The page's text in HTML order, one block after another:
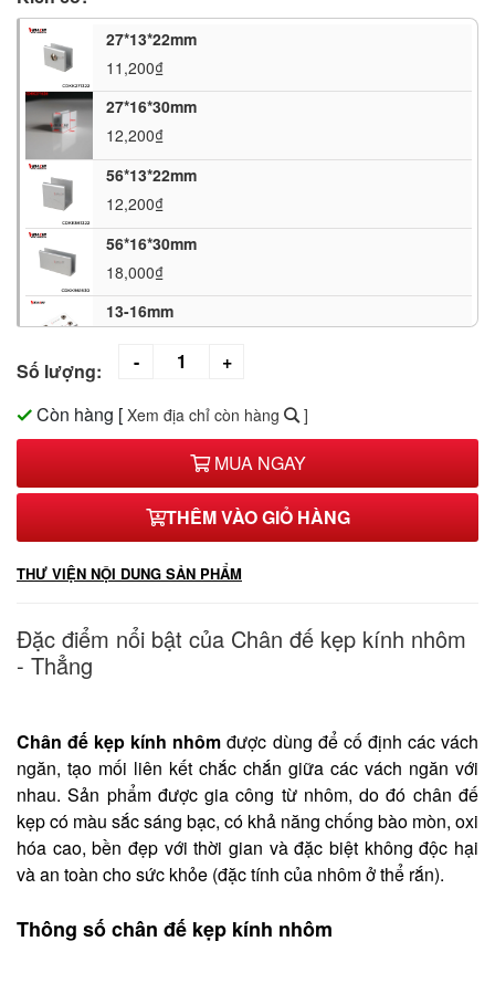
27*13*22mm
11,200₫
27*16*30mm
12,200₫
56*13*22mm
12,200₫
56*16*30mm
18,000₫
13-16mm
26,500₫
58*17*31mm
17,000₫
56*18*30mm
Số lượng:
Còn hàng [ Xem địa chỉ còn hàng ]
MUA NGAY
THÊM VÀO GIỎ HÀNG
THƯ VIỆN NỘI DUNG SẢN PHẨM
Đặc điểm nổi bật của Chân đế kẹp kính nhôm
- Thẳng
Chân đế kẹp kính nhôm được dùng để cố định các vách
ngăn, tạo mối liên kết chắc chắn giữa các vách ngăn với
nhau. Sản phẩm được gia công từ nhôm, do đó chân đế
kẹp có màu sắc sáng bạc, có khả năng chống bào mòn, oxi
hóa cao, bền đẹp với thời gian và đặc biệt không độc hại
và an toàn cho sức khỏe (đặc tính của nhôm ở thể rắn).
Thông số chân đế kẹp kính nhôm